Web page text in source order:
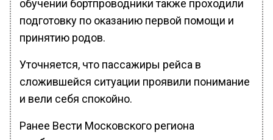
обучении бортпроводники также проходили
подготовку по оказанию первой помощи и
принятию родов.
Уточняется, что пассажиры рейса в
сложившейся ситуации проявили понимание
и вели себя спокойно.
Ранее Вести Московского региона